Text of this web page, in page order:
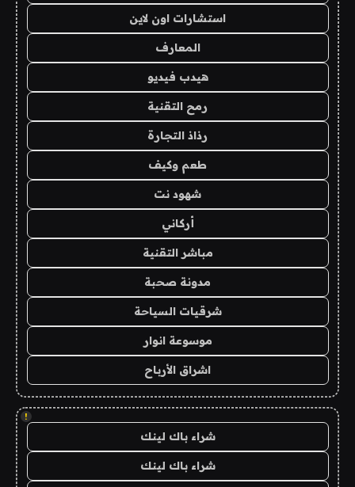
استشارات اون لاين
المعارف
هيدب فيديو
رمح التقنية
رذاذ التجارة
طعم وكيف
شهود نت
أركاني
مباشر التقنية
مدونة صحبة
شرقيات السياحة
موسوعة انوار
اشراق الأرباح
!
شراء باك لينك
شراء باك لينك